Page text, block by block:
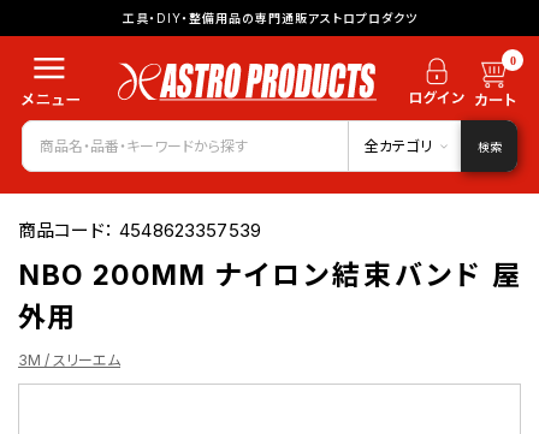
工具・DIY・整備用品の専門通販アストロプロダクツ
0
全カテゴリ 検索
商品コード：4548623357539
NBO 200MM ナイロン結束バンド 屋
外用
3M / スリーエム